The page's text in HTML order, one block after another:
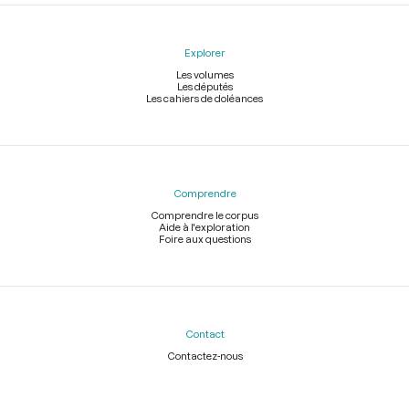
Explorer
Les volumes
Les députés
Les cahiers de doléances
Comprendre
Comprendre le corpus
Aide à l'exploration
Foire aux questions
Contact
Contactez-nous